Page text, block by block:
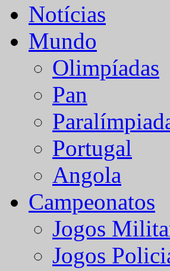
Notícias
Mundo
Olimpíadas
Pan
Portugal
Angola
Campeonatos
Jogos
Jogos